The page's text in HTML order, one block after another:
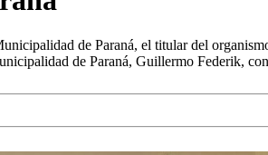
de Paraná, el titular del
de Paraná, Guillermo Federik,